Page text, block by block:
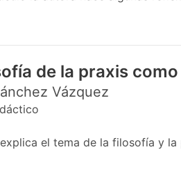
de la praxis
Vázquez
el tema de la filosofía y